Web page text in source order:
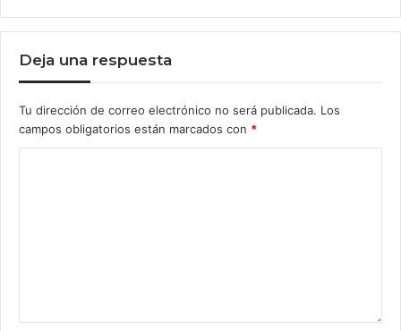
Deja una respuesta
Tu dirección de correo electrónico no será publicada. Los
campos obligatorios están marcados con *